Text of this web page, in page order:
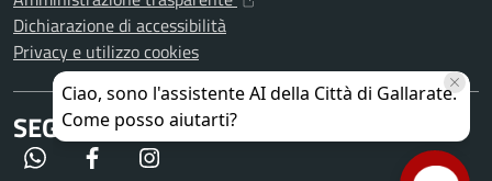
Dichiarazione di accessibilità
Privacy e utilizzo cookies
SEGUICI SU
WhatsApp Facebook